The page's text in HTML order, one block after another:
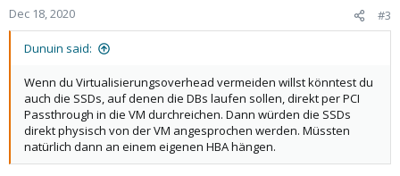
Dec 18, 2020 #3
Dunuin said:
Wenn du Virtualisierungsoverhead vermeiden willst könntest du
auch die SSDs, auf denen die DBs laufen sollen, direkt per PCI
Passthrough in die VM durchreichen. Dann würden die SSDs
direkt physisch von der VM angesprochen werden. Müssten
natürlich dann an einem eigenen HBA hängen.